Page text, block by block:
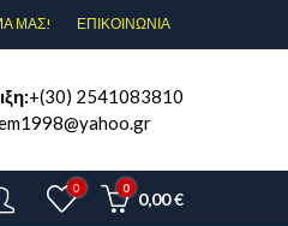
ΜΑΣ! ΕΠΙΚΟΙΝΩΝΊΑ
+(30) 2541083810
0 0
0,00€